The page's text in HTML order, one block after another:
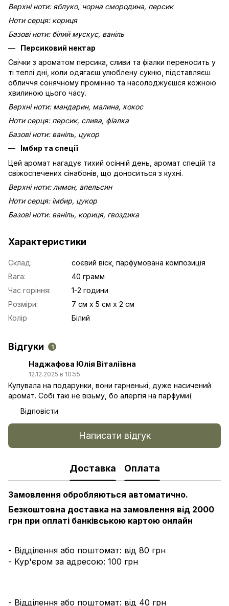
Верхні ноти: яблуко, чорна смородина, персик
Ноти серця: кориця
Базові ноти: білий мускус, ваніль
Персиковий нектар
Свічки з ароматом персика, сливи та фіалки переносить у
ті теплі дні, коли одягаєш улюблену сукню, підставляєш
обличчя сонячному промінню та насолоджуєшся кожною
хвилиною цього часу.
Верхні ноти: мандарин, малина, кокос
Ноти серця: персик, слива, фіалка
Базові ноти: ваніль, цукор
Імбир та спеції
Цей аромат нагадує тихий осінній день, аромат спецій та
свіжоспечених сінабонів, що доноситься з кухні.
Верхні ноти: лимон, апельсин
Ноти серця: імбир, цукор
Базові ноти: ваніль, кориця, гвоздика
Характеристики
Склад:
соєвий віск, парфумована композиція
Вага:
40 грамм
Час горіння:
1-2 години
Розміри:
7 см х 5 см х 2 см
Колір
Білий
Відгуки 1
Наджафова Юлія Віталіївна
12.12.2025 в 10:55
Купувала на подарунки, вони гарненькі, дуже насичений
аромат. Собі такі не візьму, бо алергія на парфуми(
Відповісти
Написати відгук
Доставка Оплата
Замовлення обробляються автоматично.
Безкоштовна доставка на замовлення від 2000
грн при оплаті банківською картою онлайн
- Відділення або поштомат: від 80 грн
- Кур'єром за адресою: 100 грн
- Відділення або поштомат: від 40 грн